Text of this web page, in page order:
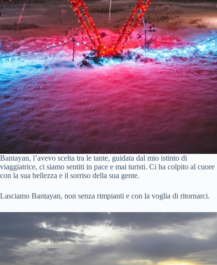
Bantayan, l’avevo scelta tra le tante, guidata dal mio istinto di
viaggiatrice, ci siamo sentiti in pace e mai turisti. Ci ha colpito al cuore
con la sua bellezza e il sorriso della sua gente.
Lasciamo Bantayan, non senza rimpianti e con la voglia di ritornarci.